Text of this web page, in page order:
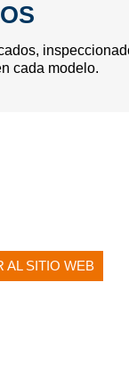
cada modelo.
AL SITIO WEB